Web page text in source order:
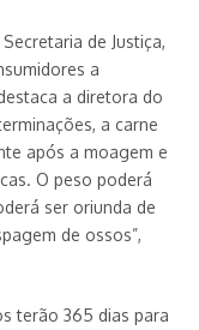
de Justiça,
a
a diretora do
a carne
após a moagem e
O peso poderá
ser oriunda de
de ossos”,
terão 365 dias para